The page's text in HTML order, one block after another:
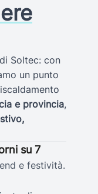
Soltec: con
un punto
e provincia,
su 7
e festività.